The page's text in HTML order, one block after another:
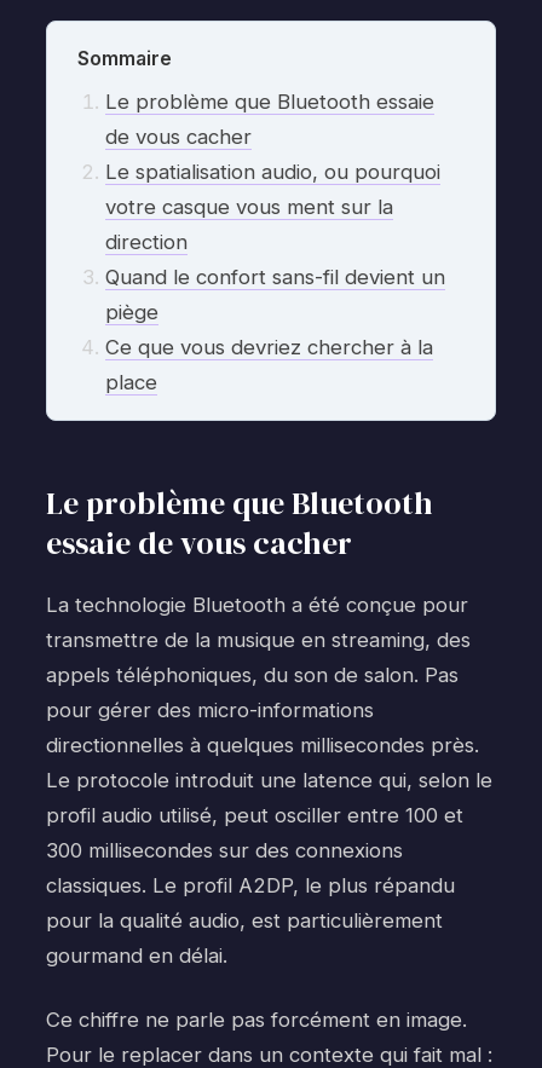
Sommaire
Le problème que Bluetooth essaie
de vous cacher
Le spatialisation audio, ou pourquoi
votre casque vous ment sur la
direction
Quand le confort sans-fil devient un
piège
Ce que vous devriez chercher à la
place
Le problème que Bluetooth
essaie de vous cacher
La technologie Bluetooth a été conçue pour
transmettre de la musique en streaming, des
appels téléphoniques, du son de salon. Pas
pour gérer des micro-informations
directionnelles à quelques millisecondes près.
Le protocole introduit une latence qui, selon le
profil audio utilisé, peut osciller entre 100 et
300 millisecondes sur des connexions
classiques. Le profil A2DP, le plus répandu
pour la qualité audio, est particulièrement
gourmand en délai.
Ce chiffre ne parle pas forcément en image.
Pour le replacer dans un contexte qui fait mal :